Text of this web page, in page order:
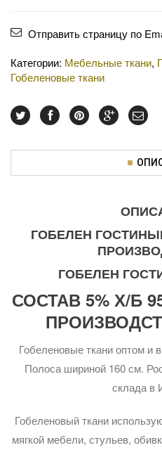
Отправить страницу по
Категории: Мебельные ткани,
Гобеленовые ткани
ГОБЕЛЕН
ГОБЕЛЕН
СОСТАВ 5% Х/Б
Гобеленовые ткани оптом и
Полоса шириной 160 см.
склада в
Гобеленовый ткани
мягкой мебели, стульев,